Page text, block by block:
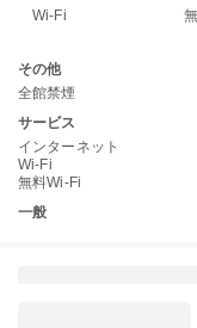
Wi-Fi
その他
全館禁煙
サービス
インターネット
Wi-Fi
無料Wi-Fi
一般